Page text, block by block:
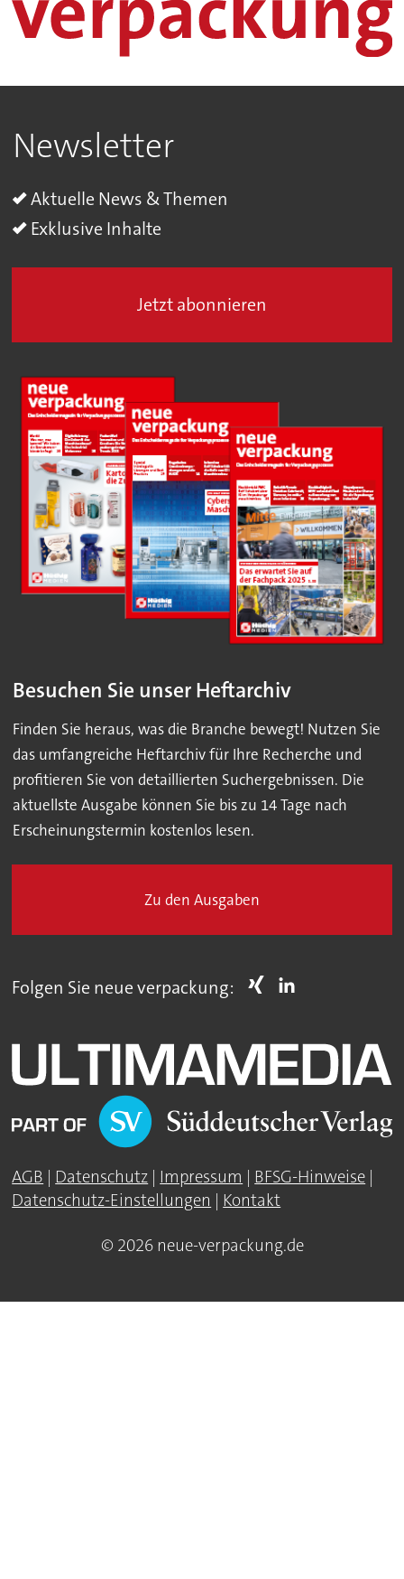
Newsletter
Aktuelle News & Themen
Exklusive Inhalte
Jetzt abonnieren
Besuchen Sie unser Heftarchiv
Finden Sie heraus, was die Branche bewegt! Nutzen Sie
das umfangreiche Heftarchiv für Ihre Recherche und
profitieren Sie von detaillierten Suchergebnissen. Die
aktuellste Ausgabe können Sie bis zu 14 Tage nach
Erscheinungstermin kostenlos lesen.
Zu den Ausgaben
Folgen Sie neue verpackung:
AGB | Datenschutz | Impressum | BFSG-Hinweise |
Datenschutz-Einstellungen | Kontakt
© 2026 neue-verpackung.de